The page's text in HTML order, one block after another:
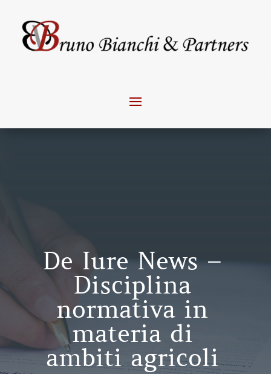
De Iure News –
Disciplina
normativa in
materia di
ambiti agricoli